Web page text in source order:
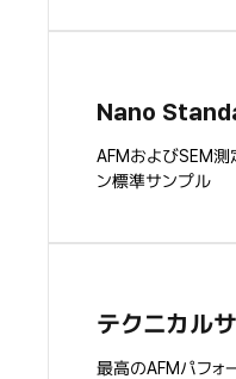
Nano
AFMおよびSEM測
ン標準サンプル
テクニカル
最高のAFMパフォ